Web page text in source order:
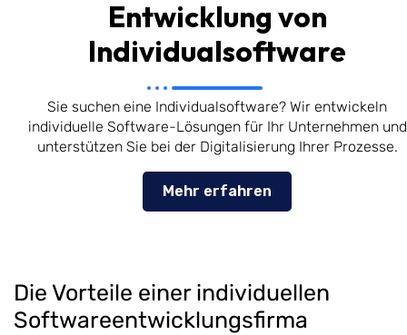
Entwicklung von
Individualsoftware
Sie suchen eine Individualsoftware? Wir entwickeln
individuelle Software-Lösungen für Ihr Unternehmen und
unterstützen Sie bei der Digitalisierung Ihrer Prozesse.
Mehr erfahren
Die Vorteile einer individuellen
Softwareentwicklungsfirma